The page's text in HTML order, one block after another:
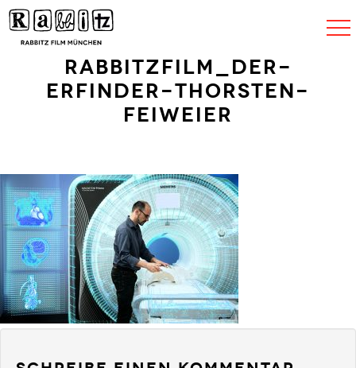
RabbitzFilm_Der-
Erfinder-Thorsten-
Feiweier